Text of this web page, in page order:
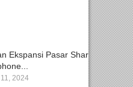
Ekspansi Pasar Sharp
2024